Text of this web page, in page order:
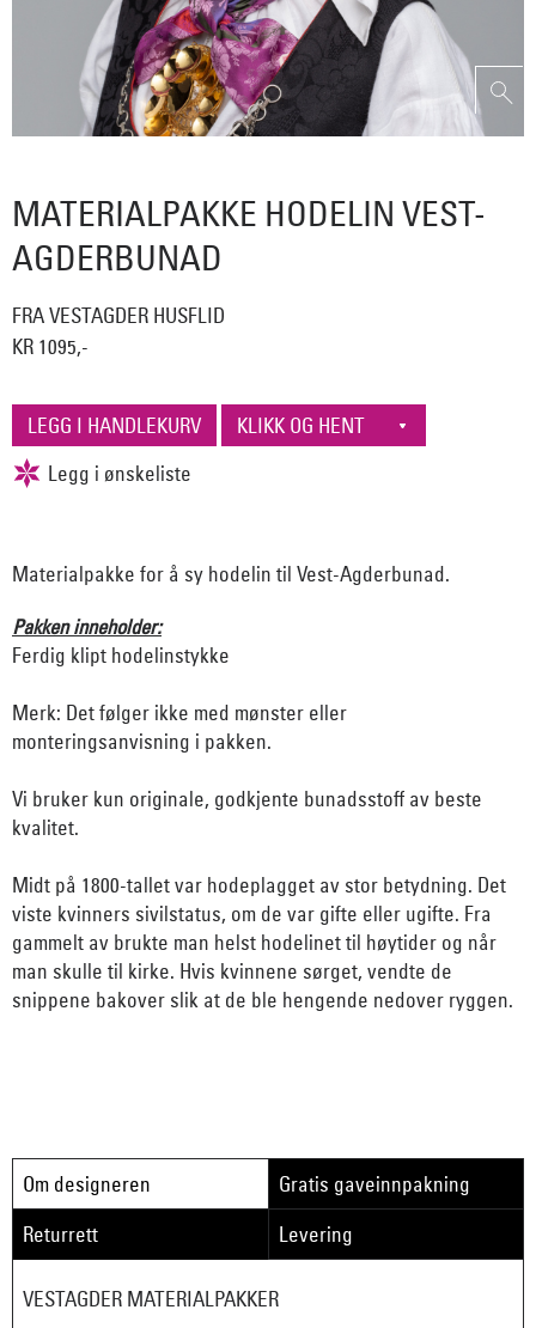
MATERIALPAKKE HODELIN VEST-
AGDERBUNAD
FRA VESTAGDER HUSFLID
KR 1095,-
Materialpakke for å sy hodelin til Vest-Agderbunad.
Pakken inneholder:
Ferdig klipt hodelinstykke
Merk: Det følger ikke med mønster eller
monteringsanvisning i pakken.
Vi bruker kun originale, godkjente bunadsstoff av beste
kvalitet.
Midt på 1800-tallet var hodeplagget av stor betydning. Det
viste kvinners sivilstatus, om de var gifte eller ugifte. Fra
gammelt av brukte man helst hodelinet til høytider og når
man skulle til kirke. Hvis kvinnene sørget, vendte de
snippene bakover slik at de ble hengende nedover ryggen.
Om designeren
Gratis gaveinnpakning
Returrett
Levering
VESTAGDER MATERIALPAKKER